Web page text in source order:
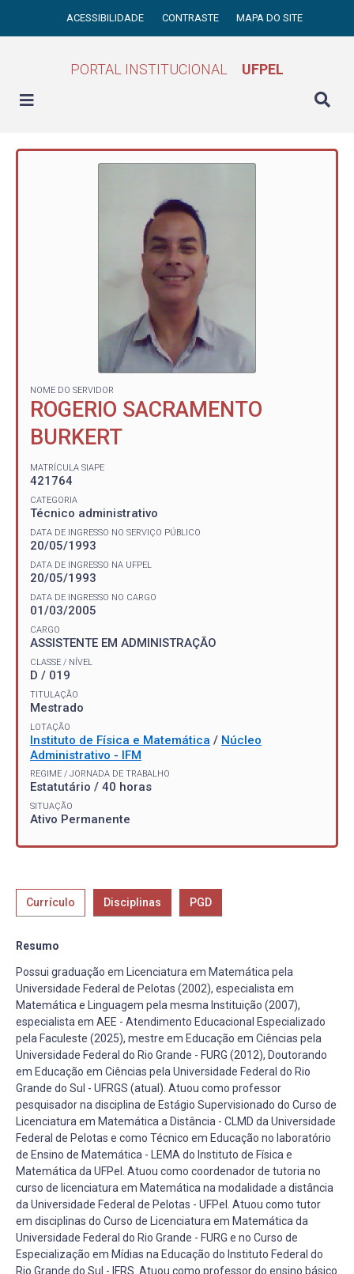
ACESSIBILIDADE CONTRASTE MAPA DO SITE
PORTAL INSTITUCIONAL UFPEL
NOME DO SERVIDOR
ROGERIO SACRAMENTO
BURKERT
MATRÍCULA SIAPE
421764
CATEGORIA
Técnico administrativo
DATA DE INGRESSO NO SERVIÇO PÚBLICO
20/05/1993
DATA DE INGRESSO NA UFPEL
20/05/1993
DATA DE INGRESSO NO CARGO
01/03/2005
CARGO
ASSISTENTE EM ADMINISTRAÇÃO
CLASSE / NÍVEL
D / 019
TITULAÇÃO
Mestrado
LOTAÇÃO
Instituto de Física e Matemática / Núcleo
Administrativo - IFM
REGIME / JORNADA DE TRABALHO
Estatutário / 40 horas
SITUAÇÃO
Ativo Permanente
Currículo Disciplinas PGD
Resumo
Possui graduação em Licenciatura em Matemática pela
Universidade Federal de Pelotas (2002), especialista em
Matemática e Linguagem pela mesma Instituição (2007),
especialista em AEE - Atendimento Educacional Especializado
pela Faculeste (2025), mestre em Educação em Ciências pela
Universidade Federal do Rio Grande - FURG (2012), Doutorando
em Educação em Ciências pela Universidade Federal do Rio
Grande do Sul - UFRGS (atual). Atuou como professor
pesquisador na disciplina de Estágio Supervisionado do Curso de
Licenciatura em Matemática a Distância - CLMD da Universidade
Federal de Pelotas e como Técnico em Educação no laboratório
de Ensino de Matemática - LEMA do Instituto de Física e
Matemática da UFPel. Atuou como coordenador de tutoria no
curso de licenciatura em Matemática na modalidade a distância
da Universidade Federal de Pelotas - UFPel. Atuou como tutor
em disciplinas do Curso de Licenciatura em Matemática da
Universidade Federal do Rio Grande - FURG e no Curso de
Especialização em Mídias na Educação do Instituto Federal do
Rio Grande do Sul - IFRS. Atuou como professor do ensino básico